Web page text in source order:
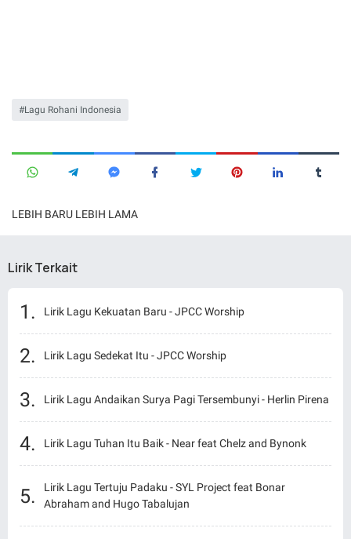
Lagu Rohani Indonesia
LEBIH BARU LEBIH LAMA
Lirik Terkait
Lirik Lagu Kekuatan Baru - JPCC Worship
Lirik Lagu Sedekat Itu - JPCC Worship
Lirik Lagu Andaikan Surya Pagi Tersembunyi - Herlin Pirena
Lirik Lagu Tuhan Itu Baik - Near feat Chelz and Bynonk
Lirik Lagu Tertuju Padaku - SYL Project feat Bonar
Abraham and Hugo Tabalujan